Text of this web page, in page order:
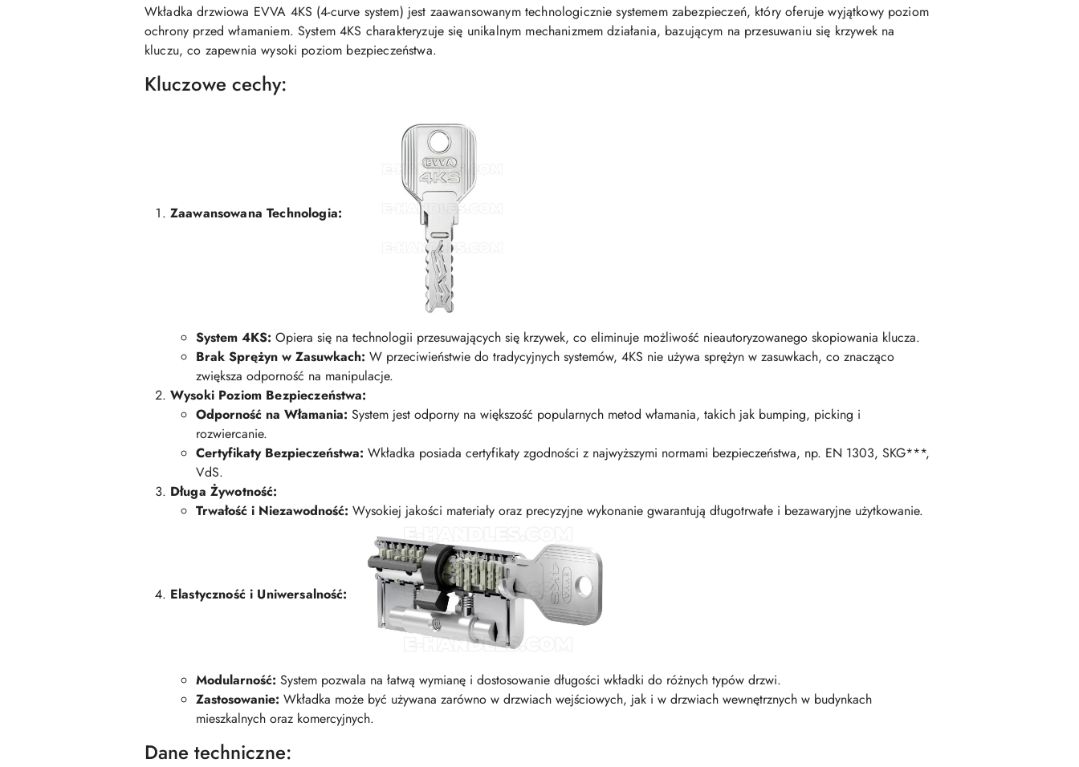
Wkładka drzwiowa EVVA 4KS (4-curve system) jest zaawansowanym technologicznie systemem zabezpieczeń, który oferuje wyjątkowy poziom
ochrony przed włamaniem. System 4KS charakteryzuje się unikalnym mechanizmem działania, bazującym na przesuwaniu się krzywek na
kluczu, co zapewnia wysoki poziom bezpieczeństwa.
Kluczowe cechy:
Zaawansowana Technologia:
System 4KS: Opiera się na technologii przesuwających się krzywek, co eliminuje możliwość nieautoryzowanego skopiowania klucza.
Brak Sprężyn w Zasuwkach: W przeciwieństwie do tradycyjnych systemów, 4KS nie używa sprężyn w zasuwkach, co znacząco
zwiększa odporność na manipulacje.
Wysoki Poziom Bezpieczeństwa:
Odporność na Włamania: System jest odporny na większość popularnych metod włamania, takich jak bumping, picking i
rozwiercanie.
Certyfikaty Bezpieczeństwa: Wkładka posiada certyfikaty zgodności z najwyższymi normami bezpieczeństwa, np. EN 1303, SKG***,
VdS.
Długa Żywotność:
Trwałość i Niezawodność: Wysokiej jakości materiały oraz precyzyjne wykonanie gwarantują długotrwałe i bezawaryjne użytkowanie.
Elastyczność i Uniwersalność:
Modularność: System pozwala na łatwą wymianę i dostosowanie długości wkładki do różnych typów drzwi.
Zastosowanie: Wkładka może być używana zarówno w drzwiach wejściowych, jak i w drzwiach wewnętrznych w budynkach
mieszkalnych oraz komercyjnych.
Dane techniczne: